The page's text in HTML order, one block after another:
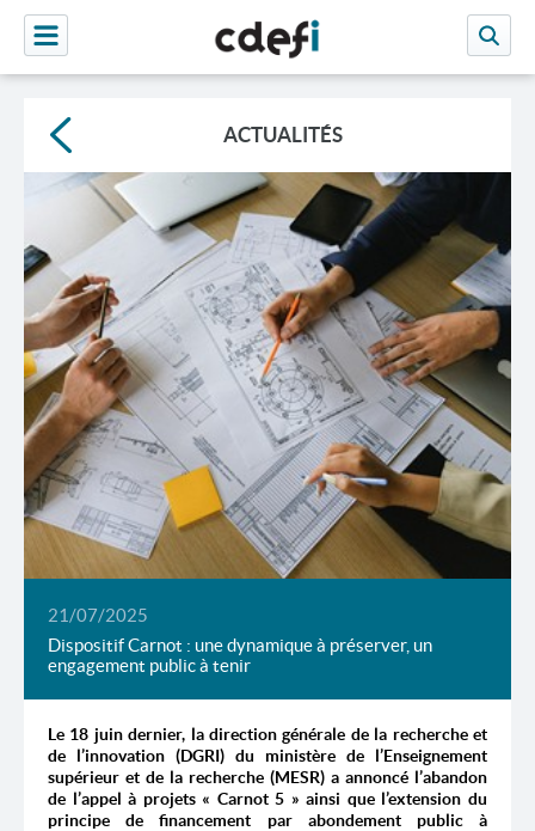
ACTUALITÉS
21/07/2025
Dispositif Carnot : une dynamique à préserver, un
engagement public à tenir
Le 18 juin dernier, la direction générale de la recherche et
de l’innovation (DGRI) du ministère de l’Enseignement
supérieur et de la recherche (MESR) a annoncé l’abandon
de l’appel à projets « Carnot 5 » ainsi que l’extension du
principe de financement par abondement public à